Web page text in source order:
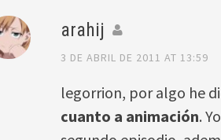
arahij
3 DE ABRIL DE 2011 AT 13:59
legorrion, por algo he
cuanto a animación.